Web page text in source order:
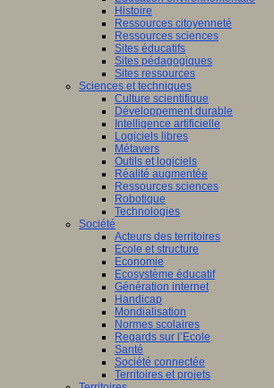
Histoire
Ressources citoyenneté
Ressources sciences
Sites éducatifs
Sites pédagogiques
Sites ressources
Sciences et techniques
Culture scientifique
Développement durable
Intelligence artificielle
Logiciels libres
Métavers
Outils et logiciels
Réalité augmentée
Ressources sciences
Robotique
Technologies
Société
Acteurs des territoires
Ecole et structure
Economie
Ecosystème éducatif
Génération internet
Handicap
Mondialisation
Normes scolaires
Regards sur l’Ecole
Santé
Société connectée
Territoires et projets